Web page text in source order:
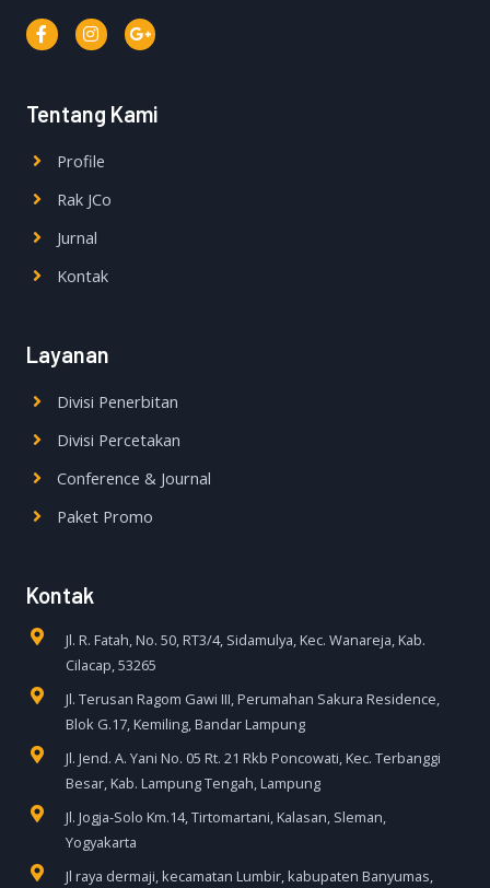
Tentang Kami
Profile
Rak JCo
Jurnal
Kontak
Layanan
Divisi Penerbitan
Divisi Percetakan
Conference & Journal
Paket Promo
Kontak
Jl. R. Fatah, No. 50, RT3/4, Sidamulya, Kec. Wanareja, Kab.
Cilacap, 53265
Jl. Terusan Ragom Gawi III, Perumahan Sakura Residence,
Blok G.17, Kemiling, Bandar Lampung
Jl. Jend. A. Yani No. 05 Rt. 21 Rkb Poncowati, Kec. Terbanggi
Besar, Kab. Lampung Tengah, Lampung
Jl. Jogja-Solo Km.14, Tirtomartani, Kalasan, Sleman,
Yogyakarta
Jl raya dermaji, kecamatan Lumbir, kabupaten Banyumas,